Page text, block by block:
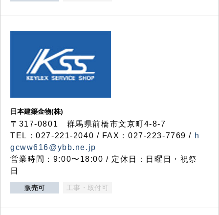
日本建築金物(株)
〒317‐0801 群馬県前橋市文京町4-8-7
TEL：027-221-2040 / FAX：027-223-7769 / h
gcww616@ybb.ne.jp
営業時間：9:00〜18:00 / 定休日：日曜日・祝祭
日
販売可 工事・取付可